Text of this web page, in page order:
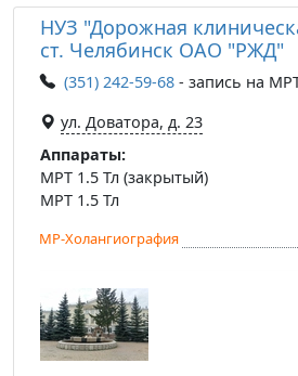
НУЗ "Дорожная
ст. Челябинск ОАО "РЖД"
(351) 242-59-68 - запись на
ул. Доватора, д. 23
Аппараты:
МРТ 1.5 Тл (закрытый)
МРТ 1.5 Тл
МР-Холангиография